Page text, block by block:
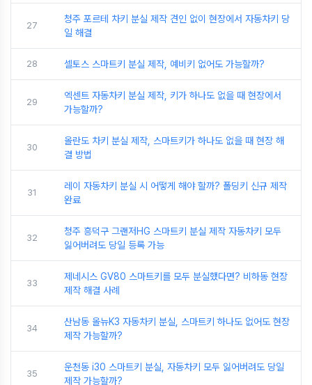
27
청주 포르테 차키 분실 제작 견인 없이 현장에서 자동차키 당
일 해결
28 셀토스 스마트키 분실 제작, 예비키 없어도 가능할까?
29
엑센트 자동차키 분실 제작, 키가 하나도 없을 때 현장에서
가능할까?
30
올란도 차키 분실 제작, 스마트키가 하나도 없을 때 현장 해
결 방법
31
레이 자동차키 분실 시 어떻게 해야 할까? 폴딩키 신규 제작
완료
32
청주 흥덕구 그랜저HG 스마트키 분실 제작 자동차키 모두
잃어버려도 당일 등록 가능
33
제네시스 GV80 스마트키를 모두 분실했다면? 비하동 현장
제작 해결 사례
34
산남동 올뉴K3 자동차키 분실, 스마트키 하나도 없어도 현장
제작 가능할까?
35
운천동 i30 스마트키 분실, 자동차키 모두 잃어버려도 당일
제작 가능할까?